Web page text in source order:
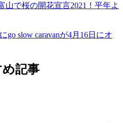
山で桜の開花宣言2021！平年よ
go slow caravanが4月16日にオ
記事